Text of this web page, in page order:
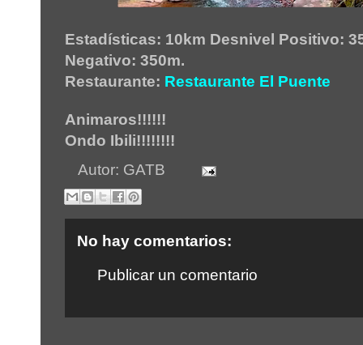
Estadísticas: 10km Desnivel Positivo:
Negativo: 350m.
Restaurante: Restaurante El Puente
Animaros!!!!!!
Ondo Ibili!!!!!!!!
Autor: GATB
No hay comentarios:
Publicar un comentario